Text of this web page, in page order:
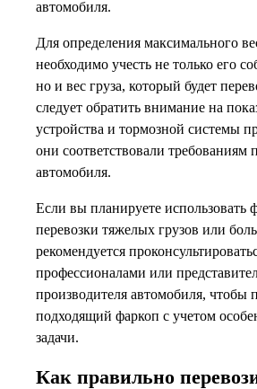
автомобиля.
Для определения максимального
необходимо учесть не только его
но и вес груза, который будет
следует обратить внимание на
устройства и тормозной системы
они соответствовали требованиям
автомобиля.
Если вы планируете использовать
перевозки тяжелых грузов или
рекомендуется
профессионалами или
производителя автомобиля, чтобы
подходящий фаркоп с учетом
задачи.
Как правильно